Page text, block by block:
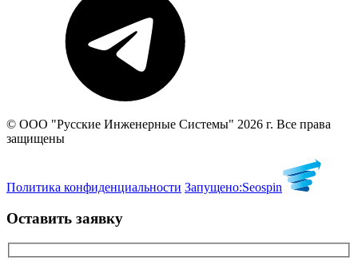
© ООО "Русские Инженерные Системы" 2026 г. Все права
защищены
Политика конфиденциальности Запущено:Seospin
Оставить заявку